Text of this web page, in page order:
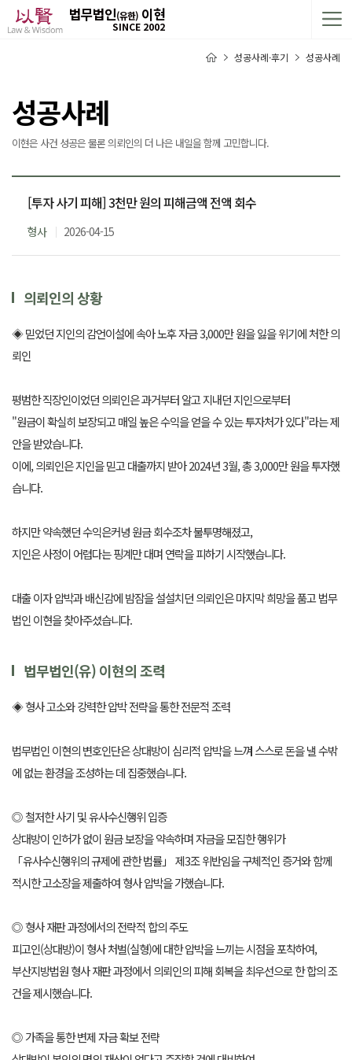
법무법인(유한) 이현
SINCE 2002
성공사례·후기 성공사례
성공사례
이현은 사건 성공은 물론 의뢰인의 더 나은 내일을 함께 고민합니다.
[투자 사기 피해] 3천만 원의 피해금액 전액 회수
형사 2026-04-15
의뢰인의 상황
◈ 믿었던 지인의 감언이설에 속아 노후 자금 3,000만 원을 잃을 위기에 처한 의
뢰인
평범한 직장인이었던 의뢰인은 과거부터 알고 지내던 지인으로부터
"원금이 확실히 보장되고 매일 높은 수익을 얻을 수 있는 투자처가 있다"라는 제
안을 받았습니다.
이에, 의뢰인은 지인을 믿고 대출까지 받아 2024년 3월, 총 3,000만 원을 투자했
습니다.
하지만 약속했던 수익은커녕 원금 회수조차 불투명해졌고,
지인은 사정이 어렵다는 핑계만 대며 연락을 피하기 시작했습니다.
대출 이자 압박과 배신감에 밤잠을 설설치던 의뢰인은 마지막 희망을 품고 법무
법인 이현을 찾아주셨습니다.
법무법인(유) 이현의 조력
◈ 형사 고소와 강력한 압박 전략을 통한 전문적 조력
법무법인 이현의 변호인단은 상대방이 심리적 압박을 느껴 스스로 돈을 낼 수밖
에 없는 환경을 조성하는 데 집중했습니다.
◎ 철저한 사기 및 유사수신행위 입증
상대방이 인허가 없이 원금 보장을 약속하며 자금을 모집한 행위가
「유사수신행위의 규제에 관한 법률」 제3조 위반임을 구체적인 증거와 함께
적시한 고소장을 제출하여 형사 압박을 가했습니다.
◎ 형사 재판 과정에서의 전략적 합의 주도
피고인(상대방)이 형사 처벌(실형)에 대한 압박을 느끼는 시점을 포착하여,
부산지방법원 형사 재판 과정에서 의뢰인의 피해 회복을 최우선으로 한 합의 조
건을 제시했습니다.
◎ 가족을 통한 변제 자금 확보 전략